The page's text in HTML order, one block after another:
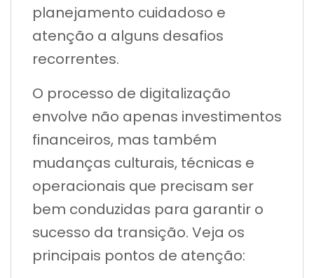
planejamento cuidadoso e
atenção a alguns desafios
recorrentes.
O processo de digitalização
envolve não apenas investimentos
financeiros, mas também
mudanças culturais, técnicas e
operacionais que precisam ser
bem conduzidas para garantir o
sucesso da transição. Veja os
principais pontos de atenção: